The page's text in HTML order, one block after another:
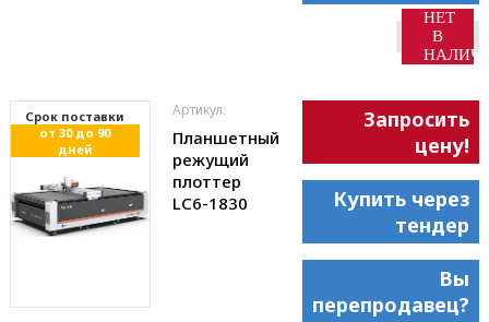
НЕТ
В
Cрок поставки
от 30 до 90
дней
Артикул:
Планшетный
режущий
плоттер
LC6-1830
Запросить
цену!
Купить через
тендер
Вы
перепродавец?